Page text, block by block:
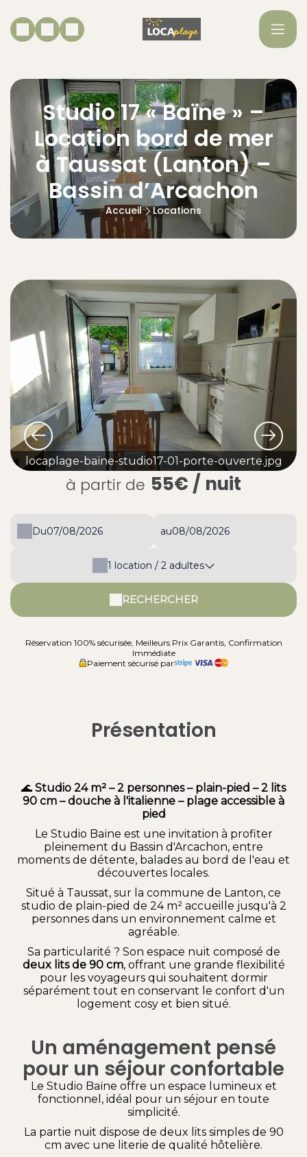
Studio 17 « Baïne » –
Location bord de mer
à Taussat (Lanton) –
Bassin d’Arcachon
Accueil Locations
locaplage-baïne-studio17-01-porte-ouverte.jpg
à partir de 55€ / nuit
Du au
1 location / 2 adultes
RECHERCHER
Réservation 100% sécurisée, Meilleurs Prix Garantis, Confirmation
Immédiate
Paiement sécurisé par
Présentation
🌊 Studio 24 m² – 2 personnes – plain-pied – 2 lits
90 cm – douche à l'italienne – plage accessible à
pied
Le Studio Baïne est une invitation à profiter
pleinement du Bassin d'Arcachon, entre
moments de détente, balades au bord de l'eau et
découvertes locales.
Situé à Taussat, sur la commune de Lanton, ce
studio de plain-pied de 24 m² accueille jusqu'à 2
personnes dans un environnement calme et
agréable.
Sa particularité ? Son espace nuit composé de
deux lits de 90 cm, offrant une grande flexibilité
pour les voyageurs qui souhaitent dormir
séparément tout en conservant le confort d'un
logement cosy et bien situé.
Un aménagement pensé
pour un séjour confortable
Le Studio Baïne offre un espace lumineux et
fonctionnel, idéal pour un séjour en toute
simplicité.
La partie nuit dispose de deux lits simples de 90
cm avec une literie de qualité hôtelière.